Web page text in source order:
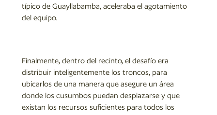
típico de Guayllabamba, aceleraba el agotamiento
del equipo.
Finalmente, dentro del recinto, el desafío era
distribuir inteligentemente los troncos, para
ubicarlos de una manera que asegure un área
donde los cusumbos puedan desplazarse y que
existan los recursos suficientes para todos los